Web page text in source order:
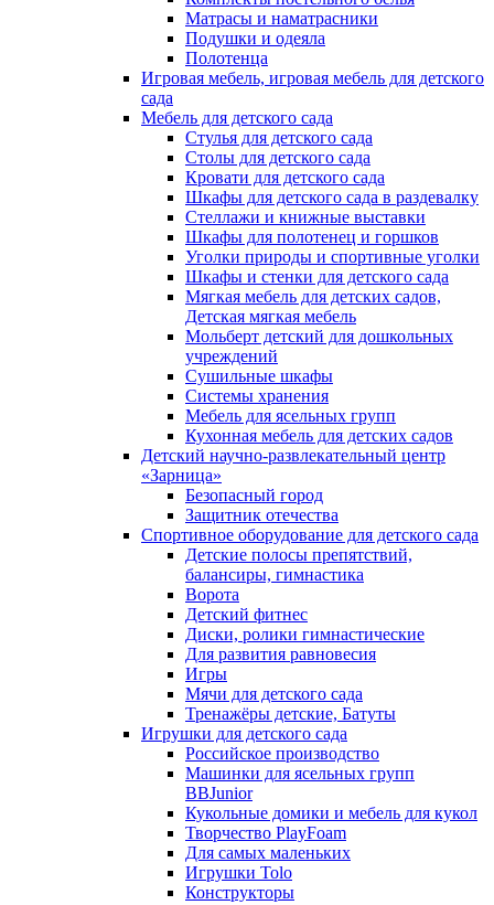
Матрасы и наматрасники
Подушки и одеяла
Полотенца
Игровая мебель, игровая мебель для детского
сада
Мебель для детского сада
Стулья для детского сада
Столы для детского сада
Кровати для детского сада
Шкафы для детского сада в раздевалку
Стеллажи и книжные выставки
Шкафы для полотенец и горшков
Уголки природы и спортивные уголки
Шкафы и стенки для детского сада
Мягкая мебель для детских садов,
Детская мягкая мебель
Мольберт детский для дошкольных
учреждений
Сушильные шкафы
Системы хранения
Мебель для ясельных групп
Кухонная мебель для детских садов
Детский научно-развлекательный центр
«Зарница»
Безопасный город
Защитник отечества
Спортивное оборудование для детского сада
Детские полосы препятствий,
балансиры, гимнастика
Ворота
Детский фитнес
Диски, ролики гимнастические
Для развития равновесия
Игры
Мячи для детского сада
Тренажёры детские, Батуты
Игрушки для детского сада
Российское производство
Машинки для ясельных групп
BBJunior
Кукольные домики и мебель для кукол
Творчество PlayFoam
Для самых маленьких
Игрушки Tolo
Конструкторы